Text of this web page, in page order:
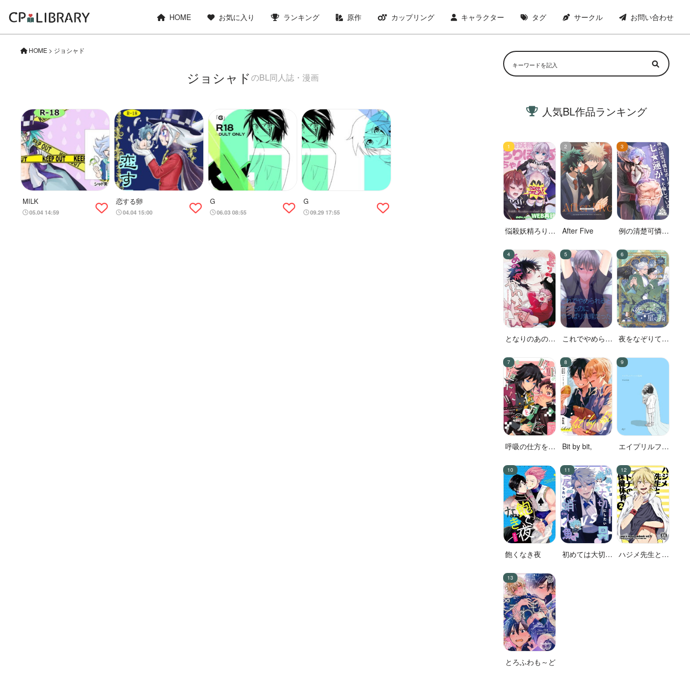
HOME お気に入り ランキング 原作 カップリング キャラクター タグ サークル お問い合わせ
HOME > ジョシャド
ジョシャドのBL同人誌・漫画
MILK
05.04 14:59
恋する卵
04.04 15:00
G
06.03 08:55
G
09.29 17:55
人気BL作品ランキング
悩殺妖精ろりぽ
After Five
例の清楚可憐な
蓮が、不倫して
いる。
となりのあのこ
これでやめられ
やっぱり無理だ
った
夜をなぞりて星
呼吸の仕方を間
Bit by bit,
エイプリルフー
飽くなき夜
初めては大切に
ハジメ先生とオ
とろふわも～ど